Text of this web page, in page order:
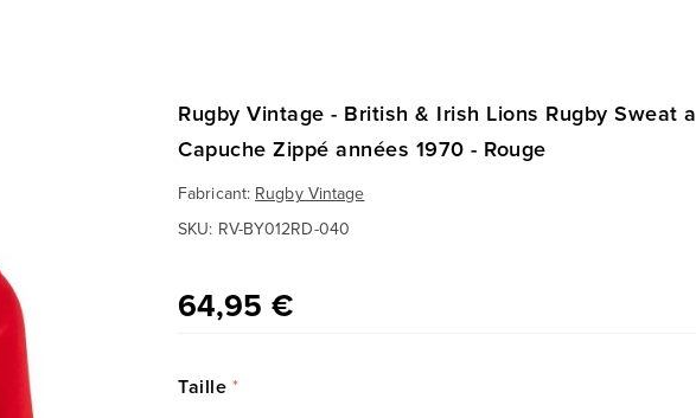
Rugby Vintage - British & Irish Lions Rugby Sweat a
Capuche Zippé années 1970 - Rouge
Fabricant: Rugby Vintage
SKU: RV-BY012RD-040
64,95 €
Taille *